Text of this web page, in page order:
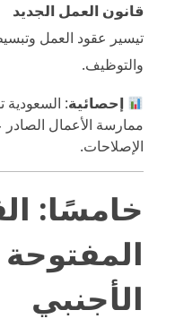
قانون العمل الجديد
تيسير عقود العمل
والتوظيف.
إحصائية
ممارسة الأعمال الصادر
الإصلاحات.
خامسًا:
المفتوحة
الأجنبي